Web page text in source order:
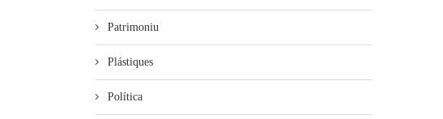
Patrimoniu
Plástiques
Política